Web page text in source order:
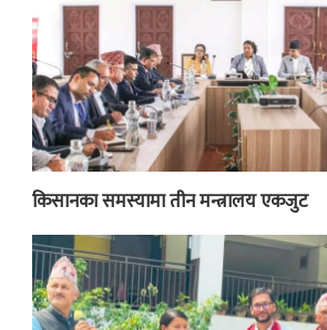
किसानका समस्यामा तीन मन्त्रालय एकजुट